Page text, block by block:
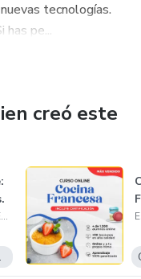
tecnologías.
pe...
creó este
ESCUELA CURSOSDECOCINA